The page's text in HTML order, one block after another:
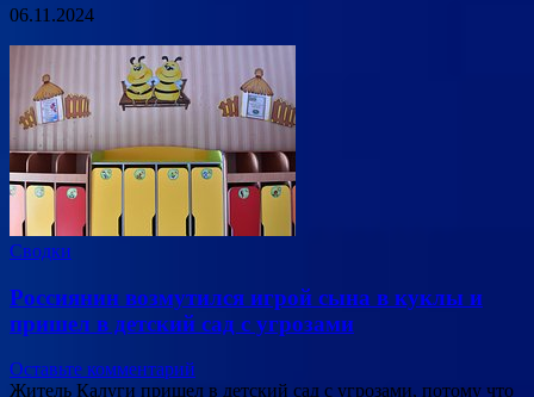
06.11.2024
Сводки
Россиянин возмутился игрой сына в куклы и
пришел в детский сад с угрозами
Оставьте комментарий
Житель Калуги пришел в детский сад с угрозами, потому что